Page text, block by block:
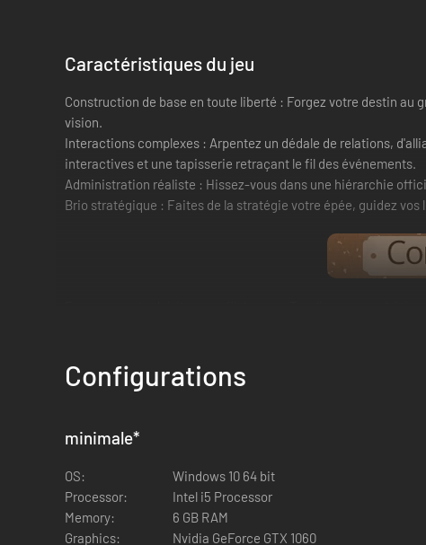
Caractéristiques du jeu
Construction de base en toute liberté : Forgez votre destin au
vision.
Interactions complexes : Arpentez un dédale de relations,
interactives et une tapisserie retraçant le fil des événements.
Administration réaliste : Hissez-vous dans une hiérarchie
Brio stratégique : Faites de la stratégie votre épée, guidez
Façonnez votre héritage au fil des ans. Tandis que vous
ancestrales et façonnez-les au goût du jour. Supervisez les
Configurations
minimale*
OS:
Windows 10 64 bit
Processor:
Intel i5 Processor
Memory:
6 GB RAM
Graphics:
Nvidia GeForce GTX 1060